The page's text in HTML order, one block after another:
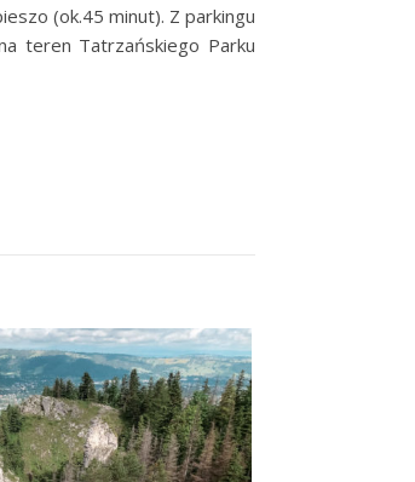
(ok.45 minut). Z parkingu
teren Tatrzańskiego Parku